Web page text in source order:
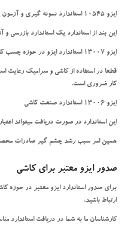
ایزو 10545 استاندارد نمونه گیری و آزمون پایه کاشی و سرامیک
این بند از استاندارد یک استاندارد بازرسی
ایزو 13007 استاندارد ایزو در حوزه چسب کاشی
قطعا در استفاده از کاشی و سرامیک رعایت
کار ضروری است.
ایزو 13006 استاندارد صنعت کاشی
این استاندارد در صورت دریافت میتواند
همین امر سبب رشد چشم گیر صادرات
صدور ایزو معتبر برای کاشی
برای صدور استاندارد ایزو معتبر در حوزه
ارتباط باشید.
کارشناسان ما به شما در دریافت استاندارد